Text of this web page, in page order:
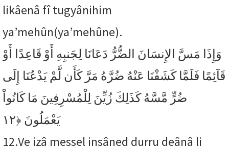
likâenâ fî tugyânihim
ya’mehûn(ya’mehûne).
وَإِذَا مَسَّ الإِنسَانَ الضُّرُّ دَعَانَا لِجَنبِهِ أَوْ قَاعِدًا أَوْ
قَآئِمًا فَلَمَّا كَشَفْنَا عَنْهُ ضُرَّهُ مَرَّ كَأَن لَّمْ يَدْعُنَا إِلَى
ضُرٍّ مَّسَّهُ كَذَلِكَ زُيِّنَ لِلْمُسْرِفِينَ مَا كَانُواْ
يَعْمَلُونَ ﴿١٢
12.Ve izâ messel insâned durru deânâ li